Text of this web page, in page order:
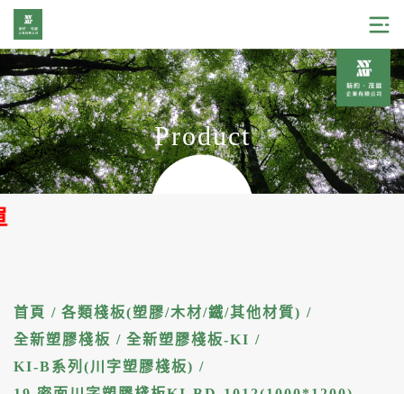
Product
首頁 / 各類棧板(塑膠/木材/鐵/其他材質) /
全新塑膠棧板 / 全新塑膠棧板-KI /
KI-B系列(川字塑膠棧板) /